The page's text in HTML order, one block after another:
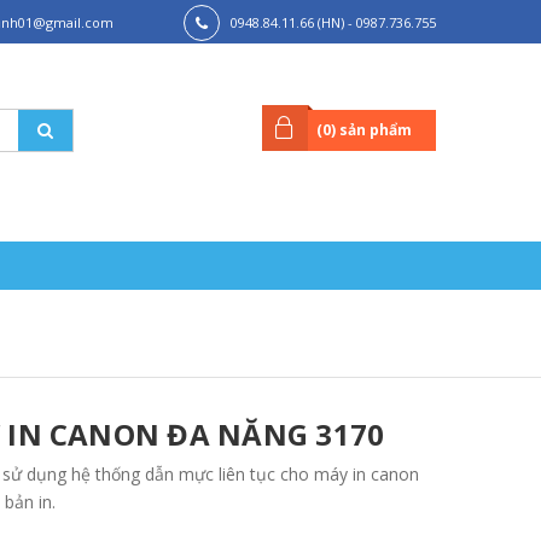
0948.84.11.66 (HN) - 0987.736.755
(0) sản phẩm
IN CANON ĐA NĂNG 3170
dụng hệ thống dẫn mực liên tục cho máy in canon
in.